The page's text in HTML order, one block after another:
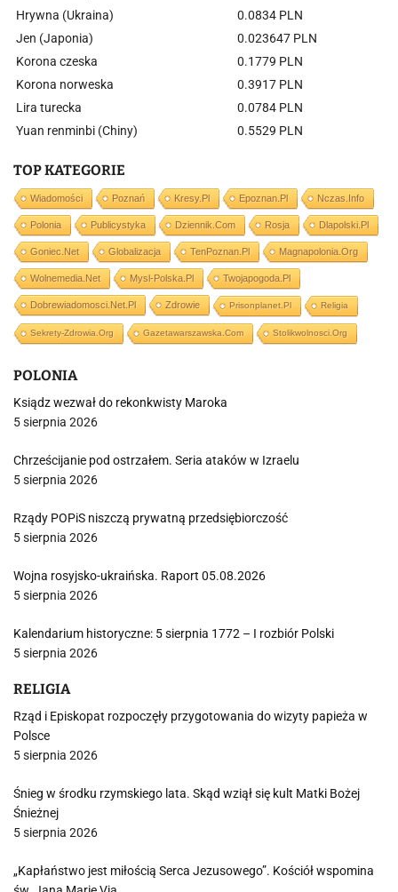
Hrywna (Ukraina)
0.0834 PLN
Jen (Japonia)
0.023647 PLN
Korona czeska
0.1779 PLN
Korona norweska
0.3917 PLN
Lira turecka
0.0784 PLN
Yuan renminbi (Chiny)
0.5529 PLN
TOP KATEGORIE
Wiadomości Poznań Kresy.pl Epoznan.pl Nczas.info
Polonia Publicystyka Dziennik.com Rosja Dlapolski.pl
Goniec.net Globalizacja TenPoznan.pl Magnapolonia.org
Wolnemedia.net Mysl-Polska.pl Twojapogoda.pl
Dobrewiadomosci.net.pl Zdrowie Prisonplanet.pl Religia
Sekrety-Zdrowia.org Gazetawarszawska.com Stolikwolnosci.org
POLONIA
Ksiądz wezwał do rekonkwisty Maroka
5 sierpnia 2026
Chrześcijanie pod ostrzałem. Seria ataków w Izraelu
5 sierpnia 2026
Rządy POPiS niszczą prywatną przedsiębiorczość
5 sierpnia 2026
Wojna rosyjsko-ukraińska. Raport 05.08.2026
5 sierpnia 2026
Kalendarium historyczne: 5 sierpnia 1772 – I rozbiór Polski
5 sierpnia 2026
RELIGIA
Rząd i Episkopat rozpoczęły przygotowania do wizyty papieża w
Polsce
5 sierpnia 2026
Śnieg w środku rzymskiego lata. Skąd wziął się kult Matki Bożej
Śnieżnej
5 sierpnia 2026
„Kapłaństwo jest miłością Serca Jezusowego”. Kościół wspomina